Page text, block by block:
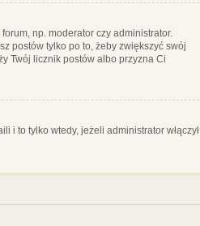
np. moderator czy administrator.
postów tylko po to, żeby zwiększyć swój
Twój licznik postów albo przyzna Ci
i to tylko wtedy, jeżeli administrator włączył